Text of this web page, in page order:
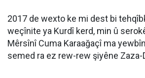
2017 de wexto ke mi dest bi
weçînite ya Kurdî kerd, min û
Mêrsînî Cuma Karaağaçî ma
semed ra ez rew-rew şiyêne Zaza-